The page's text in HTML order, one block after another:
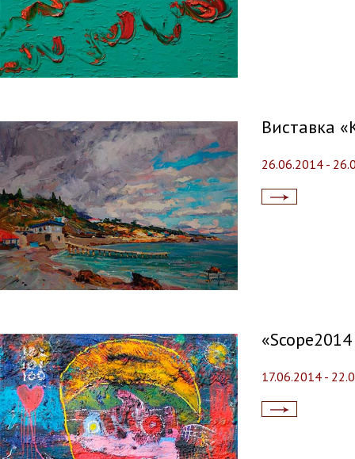
Виставка
26.06.2014 -
Читати
17.06.2014 -
Читати